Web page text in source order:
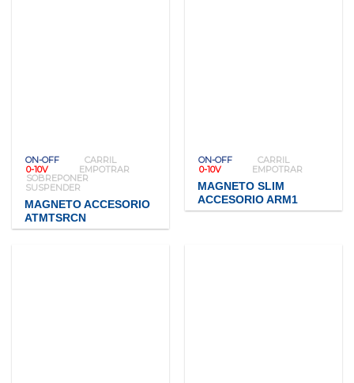
ON-OFF
CARRIL
0-10V
EMPOTRAR
SOBREPONER
SUSPENDER
MAGNETO ACCESORIO
ATMTSRCN
ON-OFF
CARRIL
0-10V
EMPOTRAR
MAGNETO SLIM
ACCESORIO ARM1